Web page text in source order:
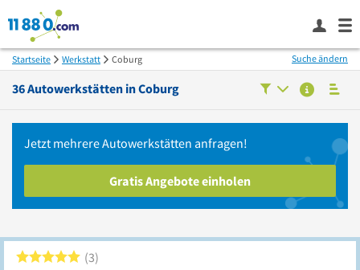
Startseite Werkstatt Coburg
36Autowerkstätten inCoburg
Suche ändern
Jetzt mehrereAutowerkstätten anfragen!
Gratis Angebote einholen
3